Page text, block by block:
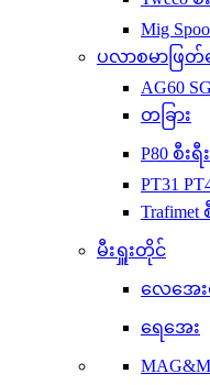
Mig
ပလာစမာဖြတ်
AG60
တခြား
P80 စီးရီး
PT31
Trafimet
မီးရှူးတိုင်
လေအေး
ရေအေး